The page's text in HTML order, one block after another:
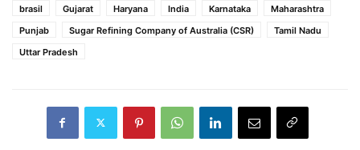
brasil
Gujarat Haryana India Karnataka
Maharashtra
Punjab
Sugar Refining Company of Australia (CSR)
Tamil Nadu
Uttar Pradesh